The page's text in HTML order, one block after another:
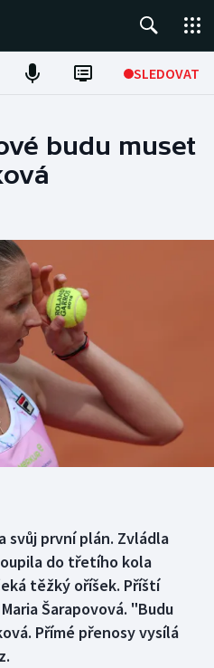
SLEDOVAT
budu muset
svůj první plán. Zvládla
do třetího kola
těžký oříšek. Příští
Šarapovová. "Budu
Přímé přenosy vysílá